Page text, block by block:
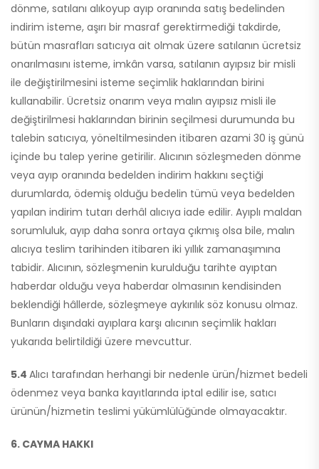
dönme, satılanı alıkoyup ayıp oranında satış bedelinden
indirim isteme, aşırı bir masraf gerektirmediği takdirde,
bütün masrafları satıcıya ait olmak üzere satılanın ücretsiz
onarılmasını isteme, imkân varsa, satılanın ayıpsız bir misli
ile değiştirilmesini isteme seçimlik haklarından birini
kullanabilir. Ücretsiz onarım veya malın ayıpsız misli ile
değiştirilmesi haklarından birinin seçilmesi durumunda bu
talebin satıcıya, yöneltilmesinden itibaren azami 30 iş günü
içinde bu talep yerine getirilir. Alıcının sözleşmeden dönme
veya ayıp oranında bedelden indirim hakkını seçtiği
durumlarda, ödemiş olduğu bedelin tümü veya bedelden
yapılan indirim tutarı derhâl alıcıya iade edilir. Ayıplı maldan
sorumluluk, ayıp daha sonra ortaya çıkmış olsa bile, malın
alıcıya teslim tarihinden itibaren iki yıllık zamanaşımına
tabidir. Alıcının, sözleşmenin kurulduğu tarihte ayıptan
haberdar olduğu veya haberdar olmasının kendisinden
beklendiği hâllerde, sözleşmeye aykırılık söz konusu olmaz.
Bunların dışındaki ayıplara karşı alıcının seçimlik hakları
yukarıda belirtildiği üzere mevcuttur.
5.4 Alıcı tarafından herhangi bir nedenle ürün/hizmet bedeli
ödenmez veya banka kayıtlarında iptal edilir ise, satıcı
ürünün/hizmetin teslimi yükümlülüğünde olmayacaktır.
6. CAYMA HAKKI